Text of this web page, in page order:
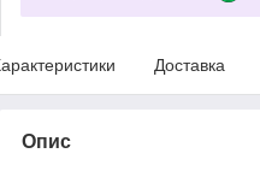
Доставка
Опис